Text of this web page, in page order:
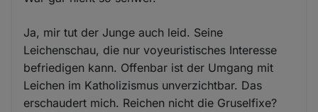
Ja, mir tut der Junge auch leid. Seine
Leichenschau, die nur voyeuristisches Interesse
befriedigen kann. Offenbar ist der Umgang mit
Leichen im Katholizismus unverzichtbar. Das
erschaudert mich. Reichen nicht die Gruselfixe?